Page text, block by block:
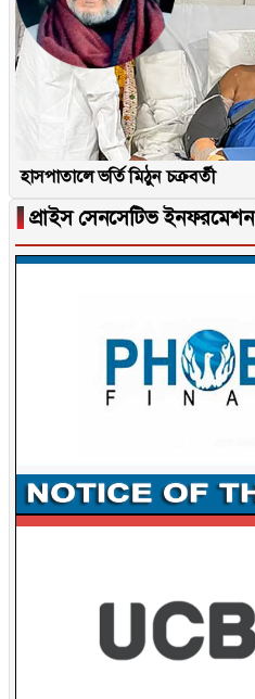
হাসপাতালে ভর্তি মিঠুন চক্রবর্তী
▐ প্রাইস সেনসেটিভ ইনফরমেশন